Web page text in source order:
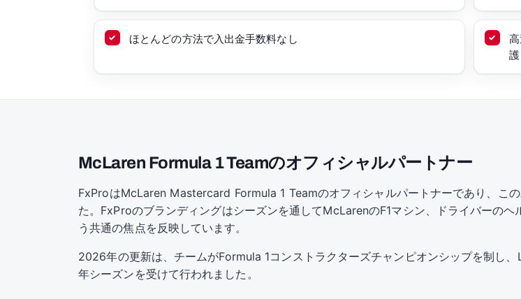
ほとんどの方法で入出金手数料なし
護
McLaren Formula 1 Teamのオフィシャルパートナー
FxProはMcLaren Mastercard Formula 1 Teamのオフィシャルパートナーであり、こ
た。FxProのブランディングはシーズンを通してMcLarenのF1マシン、ドライバーの
う共通の焦点を反映しています。
2026年の更新は、チームがFormula 1コンストラクターズチャンピオンシップを制し
年シーズンを受けて行われました。